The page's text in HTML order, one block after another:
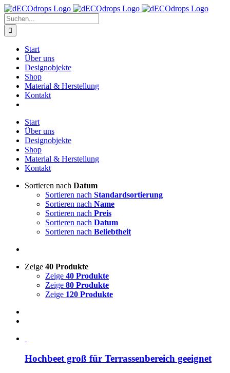
Zum
Inhalt
springen
Suche
nach:
Start
Über uns
Designobjekte
Shop
Material & Herstellung
Kontakt
Start
Über uns
Designobjekte
Shop
Material & Herstellung
Kontakt
Sortieren nach Datum
Sortieren nach Standardsortierung
Sortieren nach Name
Sortieren nach Preis
Sortieren nach Datum
Sortieren nach Beliebtheit
Zeige 40 Produkte
Zeige 40 Produkte
Zeige 80 Produkte
Zeige 120 Produkte
Hochbeet groß für Terrassenbereich geeignet